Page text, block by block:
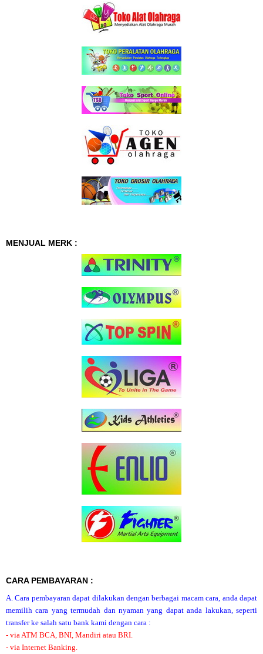
MENJUAL MERK :
CARA PEMBAYARAN :
A. Cara pembayaran dapat dilakukan dengan berbagai macam cara, anda dapat
memilih cara yang termudah dan nyaman yang dapat anda lakukan, seperti
transfer ke salah satu bank kami dengan cara :
- via ATM BCA, BNI, Mandiri atau BRI.
- via Internet Banking.